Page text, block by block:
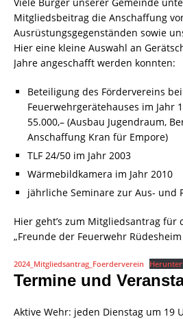
Mitgliedsbeitrag die Anschaffung
Ausrüstungsgegenständen sowie
Hier eine kleine Auswahl an
Jahre angeschafft werden konnten:
Beteiligung des Fördervereins
Feuerwehrgerätehauses im Jahr
55.000,– (Ausbau Jugendraum,
Anschaffung Kran für Empore)
TLF 24/50 im Jahr 2003
Wärmebildkamera im Jahr 2010
jährliche Seminare zur Aus- und
Hier geht’s zum Mitgliedsantrag für
„Freunde der Feuerwehr Rüdesheim
2024_Mitgliedsantrag_Foerderverein
Termine und
Aktive Wehr: jeden Dienstag um 19